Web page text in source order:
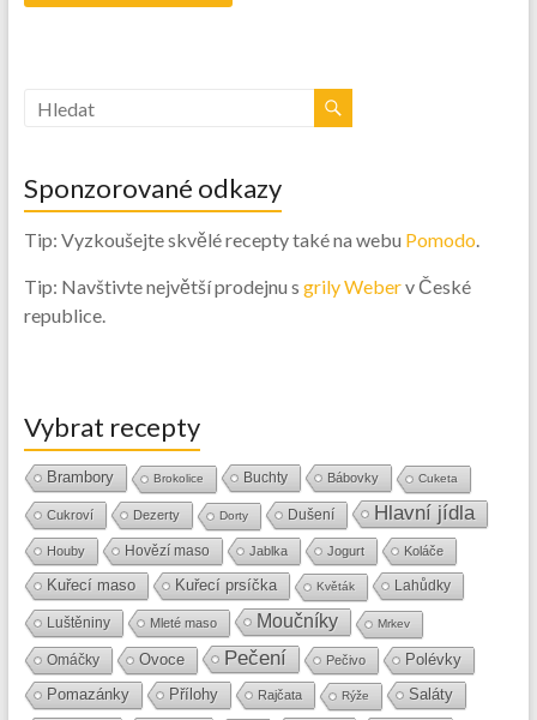
Sponzorované odkazy
Tip: Vyzkoušejte skvělé recepty také na webu Pomodo.
Tip: Navštivte největší prodejnu s grily Weberv České
republice.
Vybrat recepty
Brambory Brokolice Buchty Bábovky Cuketa
Cukroví Dezerty Dorty Dušení Hlavní jídla
Houby Hovězí maso Jablka Jogurt Koláče
Kuřecí maso Kuřecí prsíčka Květák Lahůdky
Luštěniny Mleté maso Moučníky Mrkev
Omáčky Ovoce Pečení Pečivo Polévky
Pomazánky Přílohy Rajčata Rýže
Saláty